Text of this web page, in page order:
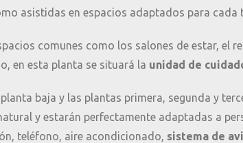
asistidas en espacios adaptados para cada
comunes como los salones de estar, el
en esta planta se situará la unidad de
baja y las plantas primera, segunda y
y estarán perfectamente adaptadas a
teléfono, aire acondicionado, sistema de